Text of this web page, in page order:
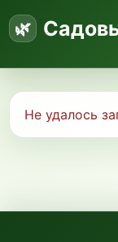
Не удалось